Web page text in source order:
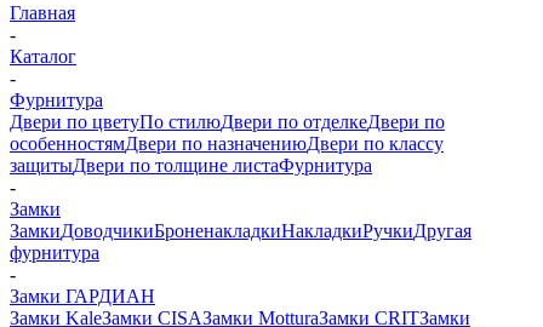
Главная
-
Каталог
-
Фурнитура
Двери по цветуПо стилюДвери по отделкеДвери по
особенностямДвери по назначениюДвери по классу
защитыДвери по толщине листаФурнитура
-
Замки
ЗамкиДоводчикиБроненакладкиНакладкиРучкиДругая
фурнитура
-
Замки ГАРДИАН
Замки KaleЗамки CISAЗамки MotturaЗамки CRITЗамки